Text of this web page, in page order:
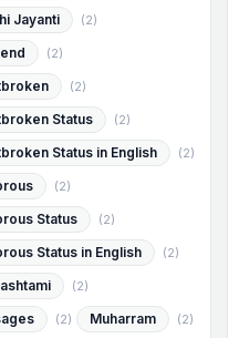
Jayanti (2)
(2)
(2)
Status (2)
Status in English (2)
(2)
Status (2)
Status in English (2)
(2)
(2) Muharram (2)